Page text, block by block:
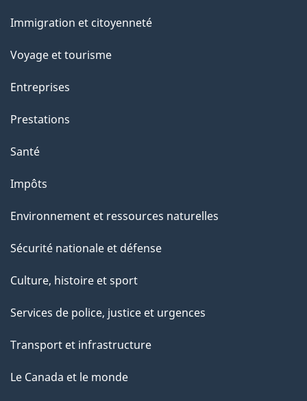
sujets
Immigration et citoyenneté
Voyage et tourisme
Entreprises
Prestations
Santé
Impôts
Environnement et ressources naturelles
Sécurité nationale et défense
Culture, histoire et sport
Services de police, justice et urgences
Transport et infrastructure
Le Canada et le monde